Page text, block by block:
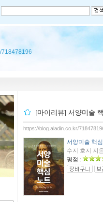
718478196
[마이리뷰] 서양미술
https://blog.aladin.co.kr/
서양미술 핵
수지 호지 지
평점 :